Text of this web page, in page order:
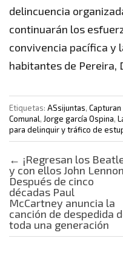
delincuencia
continuarán los
convivencia pacífica y
habitantes de Pereira,
Etiquetas: ASsijuntas,
Comunal, Jorge garcía Ospina,
para delinquir y tráfico de
Post navigation
← ¡Regresan los
y con ellos John
Después de cinco
décadas Paul
McCartney anuncia la
canción de despedida
toda una generación